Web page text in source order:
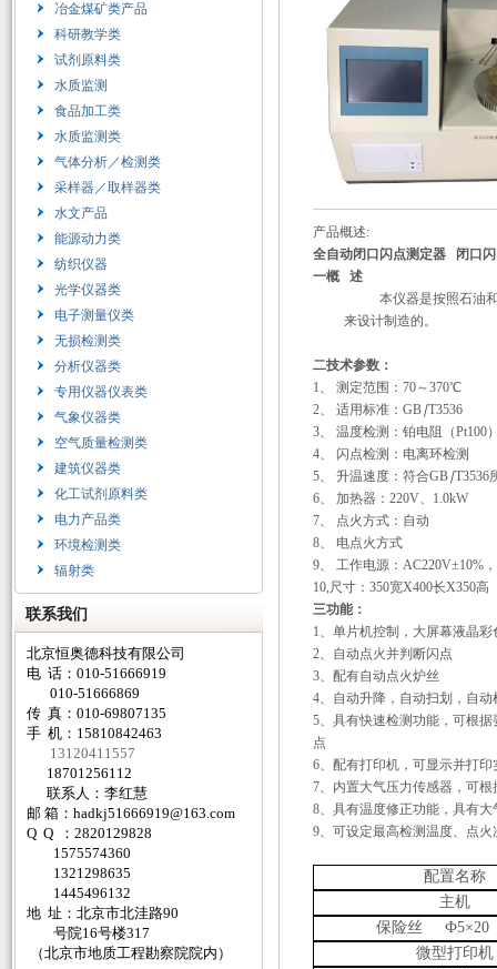
冶金煤矿类产品
科研教学类
试剂原料类
水质监测
食品加工类
水质监测类
气体分析／检测类
采样器／取样器类
水文产品
能源动力类
纺织仪器
光学仪器类
电子测量仪类
无损检测类
分析仪器类
专用仪器仪表类
气象仪器类
空气质量检测类
建筑仪器类
化工试剂原料类
电力产品类
环境检测类
辐射类
联系我们
北京恒奥德科技有限公司
电 话：010-51666919
010-51666869
传 真：010-69807135
手 机：15810842463
13120411557
18701256112
联系人：李红慧
邮 箱： hadkj51666919@163.com
Q Q ：2820129828
1575574360
1321298635
1445496132
地 址：北京市北洼路90
号院16号楼317
（北京市地质工程勘察院院内）
产品概述:
全自动闭口闪点测定器 闭口
一概
述
本仪器是按照石油
来设计制造的。
二技术参数：
1、 测定范围： 70～370℃
2、 适用标准： GB∣T3536
3、 温度检测：铂电阻（Pt100
4、 闪点检测：电离环检测
5、 升温速度：符合GB∣T3536
6、 加热器： 220V、 1.0kW
7、 点火方式：自动
8、 电点火方式
9、 工作电源： AC220V±10% ，
10,尺寸： 350宽X400长X350高
三功能：
1、单片机控制，大屏幕液晶
2、自动点火并判断闪点
3、配有自动点火炉丝
4、自动升降，自动扫划，自
5、具有快速检测功能，可根
点
6、配有打印机，可显示并打印
7、内置大气压力传感器，可
8、具有温度修正功能，具有
9、可设定最高检测温度、点
配置名称
主机
保险丝
Ф5×
微型打印机